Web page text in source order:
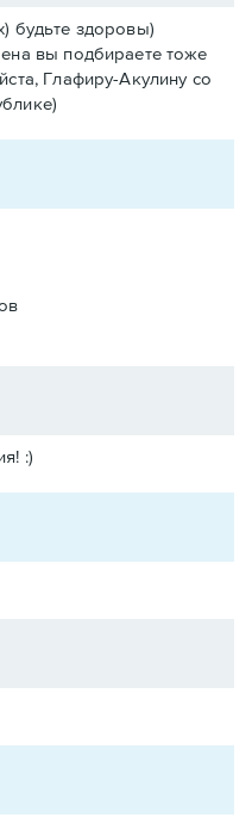
будьте здоровы)
вы подбираете тоже
Глафиру-Акулину со
:)